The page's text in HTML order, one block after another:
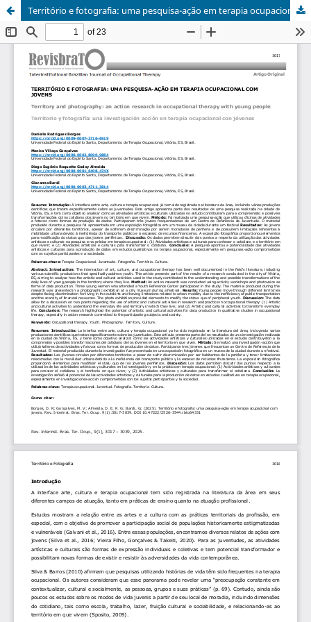
Território e fotografia: uma pesquisa-ação em terapia ocupacional com jovens